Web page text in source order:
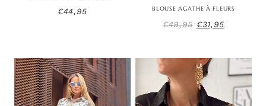
€49,95 Le
initial
€49,95.
€31,95Le
actuel
€31,95.